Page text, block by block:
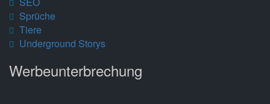
Sprüche
Tiere
Underground Storys
Werbeunterbrechung